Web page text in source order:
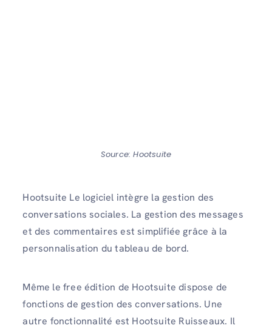
Source: Hootsuite
Hootsuite Le logiciel intègre la gestion des
conversations sociales. La gestion des messages
et des commentaires est simplifiée grâce à la
personnalisation du tableau de bord.
Même le free édition de Hootsuite dispose de
fonctions de gestion des conversations. Une
autre fonctionnalité est Hootsuite Ruisseaux. Il